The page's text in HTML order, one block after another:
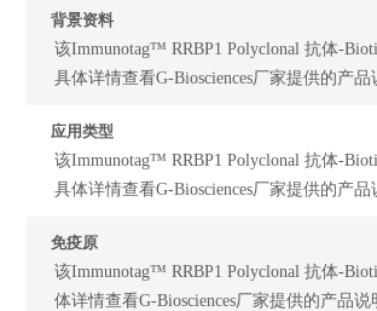
背景资料
该Immunotag™ RRBP1 Polyclonal 抗体-
具体详情查看G-Biosciences厂家提供的产品
应用类型
该Immunotag™ RRBP1 Polyclonal 抗体-
具体详情查看G-Biosciences厂家提供的产品
免疫原
该Immunotag™ RRBP1 Polyclonal 抗体-
体详情查看G-Biosciences厂家提供的产品说